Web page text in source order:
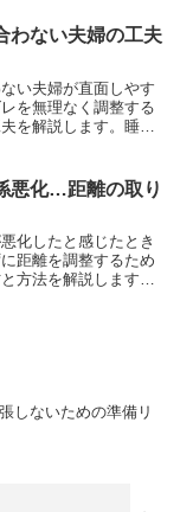
わない夫婦の工夫
い夫婦が直面しやす
を無理なく調整する
を解説します。睡眠
のポイントを紹介し
悪化…距離の取り
化したと感じたとき
距離を調整するため
方法を解説します。
しないための準備リ